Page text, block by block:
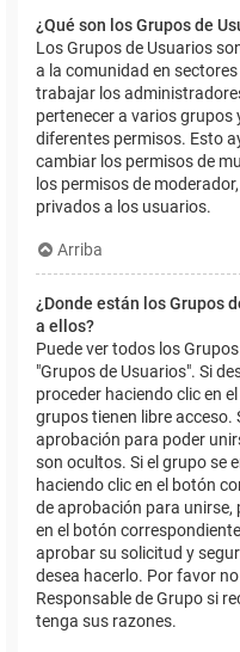
¿Qué son los Grupos de
Los Grupos de Usuarios
a la comunidad en
trabajar los
pertenecer a varios grupos
diferentes permisos. Esto
cambiar los permisos de
los permisos de
privados a los usuarios.
Arriba
¿Donde están los Grupos
a ellos?
Puede ver todos los
"Grupos de Usuarios". Si
proceder haciendo clic en
grupos tienen libre acceso.
aprobación para poder
son ocultos. Si el grupo se
haciendo clic en el botón
de aprobación para unirse,
en el botón
aprobar su solicitud y
desea hacerlo. Por favor
Responsable de Grupo si
tenga sus razones.